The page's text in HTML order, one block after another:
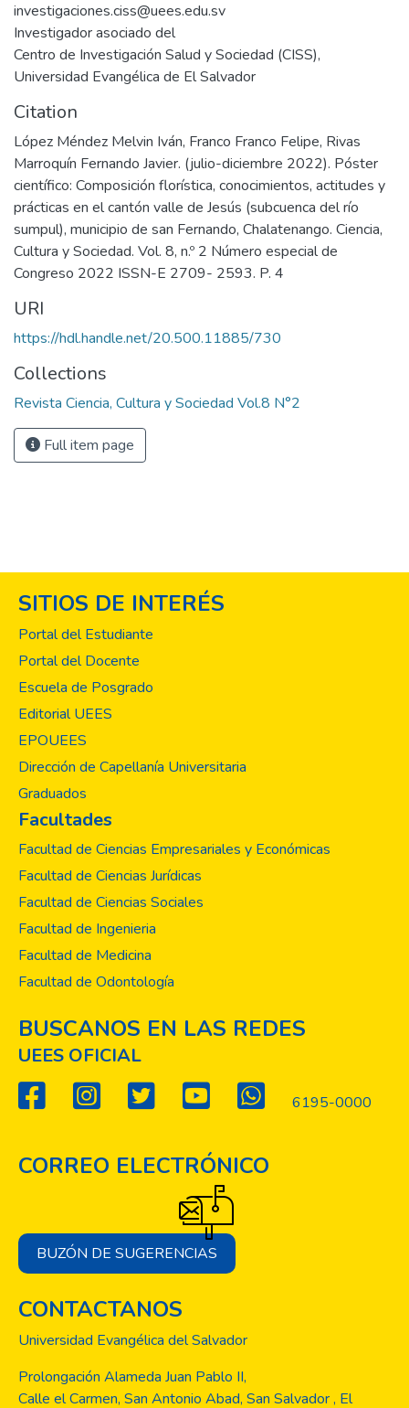
investigaciones.ciss@uees.edu.sv
Investigador asociado del
Centro de Investigación Salud y Sociedad (CISS),
Universidad Evangélica de El Salvador
Citation
López Méndez Melvin Iván, Franco Franco Felipe, Rivas
Marroquín Fernando Javier. (julio-diciembre 2022). Póster
científico: Composición florística, conocimientos, actitudes y
prácticas en el cantón valle de Jesús (subcuenca del río
sumpul), municipio de san Fernando, Chalatenango. Ciencia,
Cultura y Sociedad. Vol. 8, n.º 2 Número especial de
Congreso 2022 ISSN-E 2709- 2593. P. 4
URI
https://hdl.handle.net/20.500.11885/730
Collections
Revista Ciencia, Cultura y Sociedad Vol.8 N°2
Full item page
SITIOS DE INTERÉS
Portal del Estudiante
Portal del Docente
Escuela de Posgrado
Editorial UEES
EPOUEES
Dirección de Capellanía Universitaria
Graduados
Facultades
Facultad de Ciencias Empresariales y Económicas
Facultad de Ciencias Jurídicas
Facultad de Ciencias Sociales
Facultad de Ingenieria
Facultad de Medicina
Facultad de Odontología
BUSCANOS EN LAS REDES
UEES OFICIAL
6195-0000
CORREO ELECTRÓNICO
BUZÓN DE SUGERENCIAS
CONTACTANOS
Universidad Evangélica del Salvador
Prolongación Alameda Juan Pablo II,
Calle el Carmen, San Antonio Abad, San Salvador , El